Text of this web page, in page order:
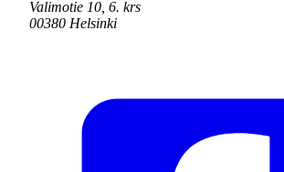
Valimotie 10, 6. krs
00380 Helsinki